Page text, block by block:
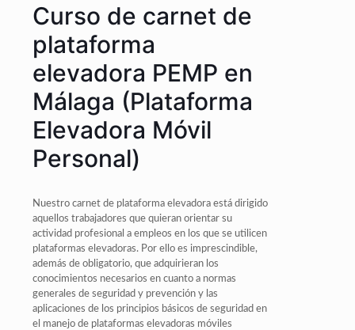
Curso de carnet de
plataforma
elevadora PEMP en
Málaga (Plataforma
Elevadora Móvil
Personal)
Nuestro carnet de plataforma elevadora está dirigido
aquellos trabajadores que quieran orientar su
actividad profesional a empleos en los que se utilicen
plataformas elevadoras. Por ello es imprescindible,
además de obligatorio, que adquirieran los
conocimientos necesarios en cuanto a normas
generales de seguridad y prevención y las
aplicaciones de los principios básicos de seguridad en
el manejo de plataformas elevadoras móviles